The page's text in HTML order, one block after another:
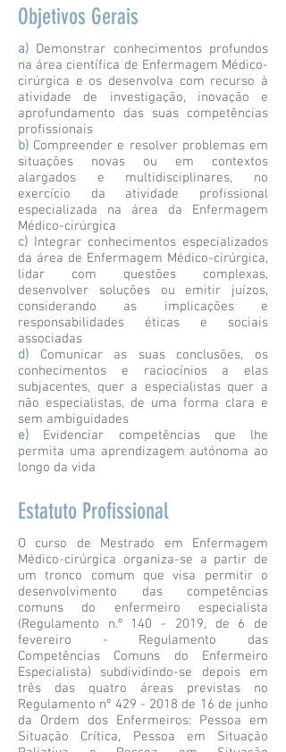
Objetivos Gerais
a) Demonstrar conhecimentos profundos
na área científica de Enfermagem Médico-
cirúrgica e os desenvolva com recurso à
atividade de investigação, inovação e
aprofundamento das suas competências
profissionais
b) Compreender e resolver problemas em
situações novas ou em contextos
alargados e multidisciplinares, no
exercício da atividade profissional
especializada na área da Enfermagem
Médico-cirúrgica
c) Integrar conhecimentos especializados
da área de Enfermagem Médico-cirúrgica,
lidar com questões complexas,
desenvolver soluções ou emitir juízos,
considerando as implicações e
responsabilidades éticas e sociais
associadas
d) Comunicar as suas conclusões, os
conhecimentos e raciocínios a elas
subjacentes, quer a especialistas quer a
não especialistas, de uma forma clara e
sem ambiguidades
e) Evidenciar competências que lhe
permita uma aprendizagem autónoma ao
longo da vida
Estatuto Profissional
O curso de Mestrado em Enfermagem
Médico-cirúrgica organiza-se a partir de
um tronco comum que visa permitir o
desenvolvimento das competências
comuns do enfermeiro especialista
(Regulamento n.º 140 - 2019, de 6 de
fevereiro - Regulamento das
Competências Comuns do Enfermeiro
Especialista) subdividindo-se depois em
três das quatro áreas previstas no
Regulamento nº 429 - 2018 de 16 de junho
da Ordem dos Enfermeiros: Pessoa em
Situação Crítica, Pessoa em Situação